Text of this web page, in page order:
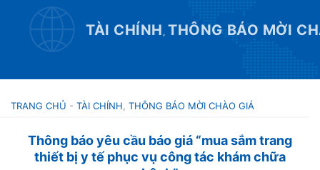
TÀI CHÍNH , THÔNG BÁO MỜI
TRANG CHỦ - TÀI CHÍNH THÔNG BÁO MỜI CHÀO GIÁ
Thông báo yêu cầu báo giá “mua sắm trang
thiết bị y tế phục vụ công tác khám chữa